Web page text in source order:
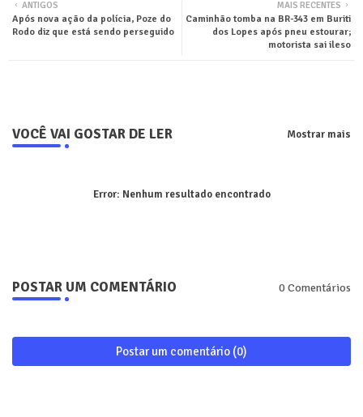
ter tsa
MAIS RECENTES
Caminhão tomba na BR-343 em Buriti
dos Lopes após pneu estourar;
motorista sai ileso
ANTIGOS
Após nova ação da polícia, Poze do
Rodo diz que está sendo perseguido
VOCÊ VAI GOSTAR DE LER Mostrar mais
Error: Nenhum resultado encontrado
POSTAR UM COMENTÁRIO 0 Comentários
Postar um comentário (0)